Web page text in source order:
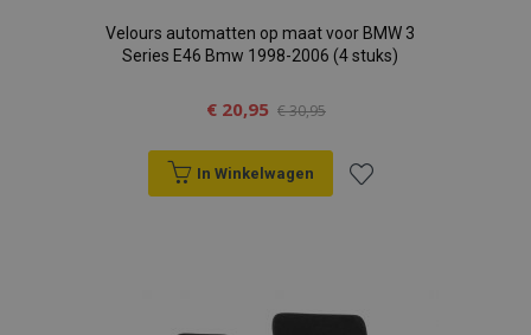
Velours automatten op maat voor BMW 3
Series E46 Bmw 1998-2006 (4 stuks)
€ 20,95 € 30,95
In Winkelwagen
aan